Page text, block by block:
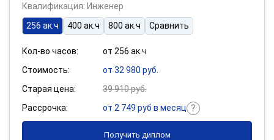
Квалификация: Инженер
256 ак.ч
400 ак.ч 800 ак.ч Сравнить
Кол-во часов:
от 256 ак.ч
Стоимость:
от 32 980 руб.
Старая цена:
39 910 руб.
Рассрочка:
от 2 749 руб в месяц
Получить диплом